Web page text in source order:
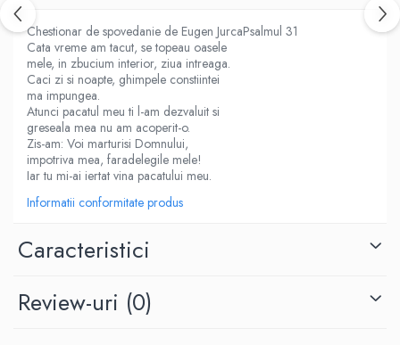
Diverse
Feng Shui
Medicina alternativa
Sa nu razi :((
Drept
Legislatie
Fictiune
Actiune si Aventura
Actiune,aventura
Crime, Thriller, Mistery
Istorica
Chestionar de spovedanie de Eugen JurcaPsalmul 31
Cata vreme am tacut, se topeau oasele
mele, in zbucium interior, ziua intreaga.
Caci zi si noapte, ghimpele constiintei
ma impungea.
Atunci pacatul meu ti l-am dezvaluit si
greseala mea nu am acoperit-o.
Zis-am: Voi marturisi Domnului,
impotriva mea, faradelegile mele!
Iar tu mi-ai iertat vina pacatului meu.
Informatii conformitate produs
Caracteristici
Review-uri (0)